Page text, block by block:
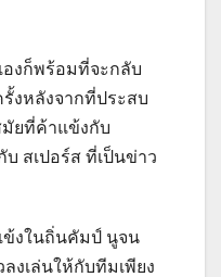
องก็พร้อมที่จะกลับ
งหลังจากที่ประสบ
มัยที่ค้าแข้งกับ
สเปอร์ส ที่เป็นข่าว
งในถิ่นคัมป์ นูจน
ลงเล่นให้กับทีมเพียง